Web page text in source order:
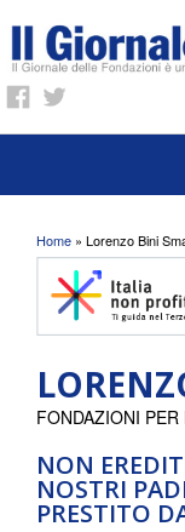
Tu sei qui
Home » Lorenzo Bini
NON
NOSTRI
PRESTITO
FONDAZIONI